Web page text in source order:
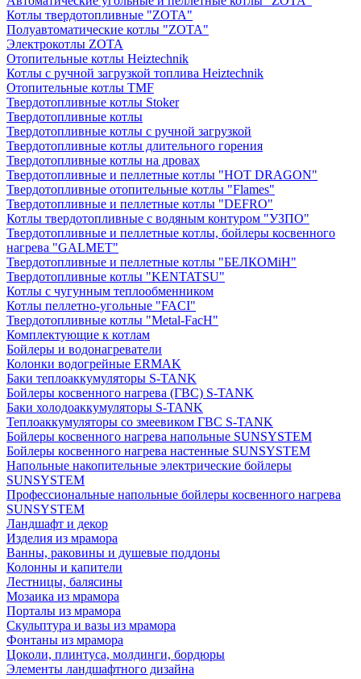
Котлы твердотопливные "ZOTA"
Полуавтоматические котлы "ZOTA"
Электрокотлы ZOTA
Отопительные котлы Heiztechnik
Котлы с ручной загрузкой топлива Heiztechnik
Отопительные котлы TMF
Твердотопливные котлы Stoker
Твердотопливные котлы
Твердотопливные котлы с ручной загрузкой
Твердотопливные котлы длительного горения
Твердотопливные котлы на дровах
Твердотопливные и пеллетные котлы "HOT DRAGON"
Твердотопливные отопительные котлы "Flames"
Твердотопливные и пеллетные котлы "DEFRO"
Котлы твердотопливные с водяным контуром "УЗПО"
Твердотопливные и пеллетные котлы, бойлеры косвенного
нагрева "GALMET"
Твердотопливные и пеллетные котлы "БЕЛКОМiН"
Твердотопливные котлы "KENTATSU"
Котлы с чугунным теплообменником
Котлы пеллетно-угольные "FACI"
Твердотопливные котлы "Metal-FacH"
Комплектующие к котлам
Бойлеры и водонагреватели
Колонки водогрейные ERMAK
Баки теплоаккумуляторы S-TANK
Бойлеры косвенного нагрева (ГВС) S-TANK
Баки холодоаккумуляторы S-TANK
Теплоаккумуляторы со змеевиком ГВС S-TANK
Бойлеры косвенного нагрева напольные SUNSYSTEM
Бойлеры косвенного нагрева настенные SUNSYSTEM
Напольные накопительные электрические бойлеры
SUNSYSTEM
Профессиональные напольные бойлеры косвенного нагрева
SUNSYSTEM
Ландшафт и декор
Изделия из мрамора
Ванны, раковины и душевые поддоны
Колонны и капители
Лестницы, балясины
Мозаика из мрамора
Порталы из мрамора
Скульптура и вазы из мрамора
Фонтаны из мрамора
Цоколи, плинтуса, молдинги, бордюры
Элементы ландшафтного дизайна